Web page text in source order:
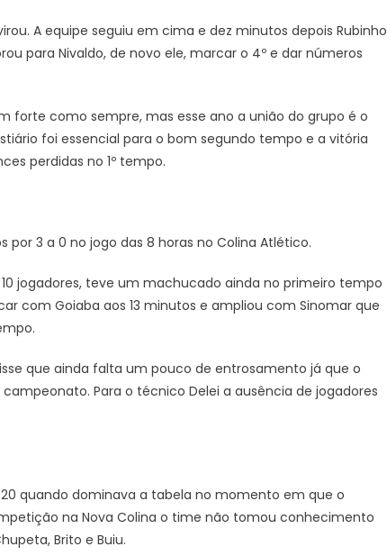
A equipe seguiu em cima e dez minutos depois Rubinho
para Nivaldo, de novo ele, marcar o 4º e dar números
forte como sempre, mas esse ano a união do grupo é o
foi essencial para o bom segundo tempo e a vitória
perdidas no 1º tempo.
por 3 a 0 no jogo das 8 horas no Colina Atlético.
jogadores, teve um machucado ainda no primeiro tempo
com Goiaba aos 13 minutos e ampliou com Sinomar que
que ainda falta um pouco de entrosamento já que o
Para o técnico Delei a ausência de jogadores
quando dominava a tabela no momento em que o
na Nova Colina o time não tomou conhecimento
Brito e Buiu.